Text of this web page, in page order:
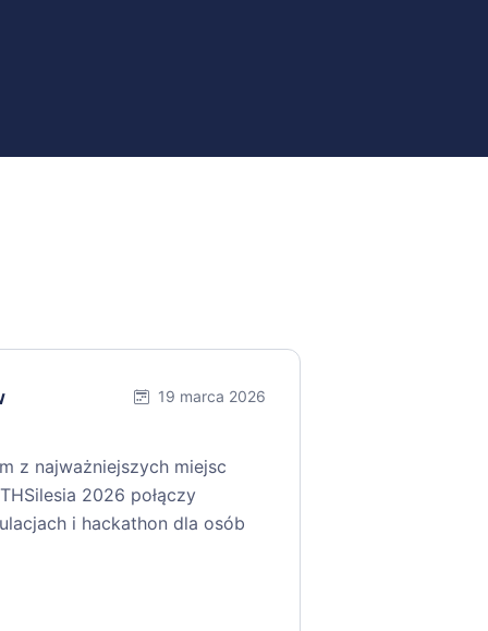
19 marca 2026
z najważniejszych miejsc
2026 połączy
i hackathon dla osób